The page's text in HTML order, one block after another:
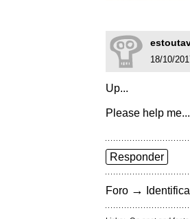
18/10/
Up...
Please help me...
Responder
Foro →